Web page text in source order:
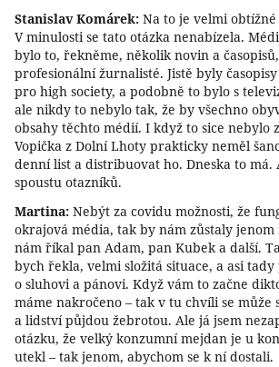
Stanislav Komárek: Na to je velmi
V minulosti se tato otázka nenabízela.
bylo to, řekněme, několik novin a
profesionální žurnalisté. Jistě byly
pro high society, a podobně to bylo s
ale nikdy to nebylo tak, že by všechno
obsahy těchto médií. I když to sice nebylo
Vopička z Dolní Lhoty prakticky neměl
denní list a distribuovat ho. Dneska to má.
spoustu otazníků.
Martina: Nebýt za covidu možnosti, že
okrajová média, tak by nám zůstaly jenom
nám říkal pan Adam, pan Kubek a další.
bych řekla, velmi složitá situace, a asi
o sluhovi a pánovi. Když vám to začne
máme nakročeno – tak v tu chvíli se může
a lidství půjdou žebrotou. Ale já jsem
otázku, že velký konzumní mejdan je u
utekl – tak jenom, abychom se k ní dostali.